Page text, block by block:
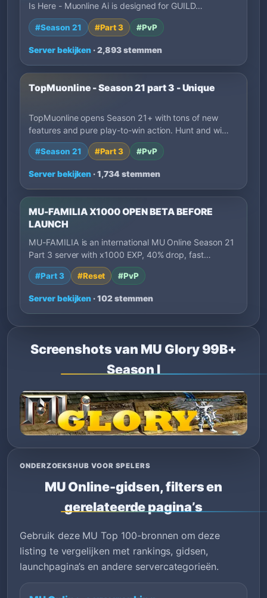
Is Here - Muonline Ai is designed for GUILD…
#Season 21 #Part 3 #PvP
Server bekijken · 2,893 stemmen
TopMuonline - Season 21 part 3 - Unique
TopMuonline opens Season 21+ with tons of new
features and pure play-to-win action. Hunt and wi…
#Season 21 #Part 3 #PvP
Server bekijken · 1,734 stemmen
MU-FAMILIA X1000 OPEN BETA BEFORE
LAUNCH
MU-FAMILIA is an international MU Online Season 21
Part 3 server with x1000 EXP, 40% drop, fast…
#Part 3 #Reset #PvP
Server bekijken · 102 stemmen
Screenshots van MU Glory 99B+
Season I
ONDERZOEKSHUB VOOR SPELERS
MU Online-gidsen, filters en
gerelateerde pagina’s
Gebruik deze MU Top 100-bronnen om deze
listing te vergelijken met rankings, gidsen,
launchpagina’s en andere servercategorieën.